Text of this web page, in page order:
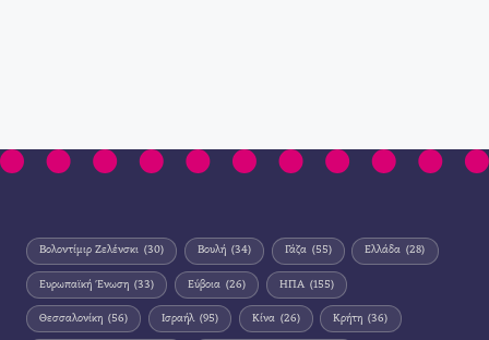
Βολοντίμιρ Ζελένσκι (30) Βουλή (34) Γάζα (55) Ελλάδα (28)
Ευρωπαϊκή Ένωση (33) Εύβοια (26) ΗΠΑ (155)
Θεσσαλονίκη (56) Ισραήλ (95) Κίνα (26) Κρήτη (36)